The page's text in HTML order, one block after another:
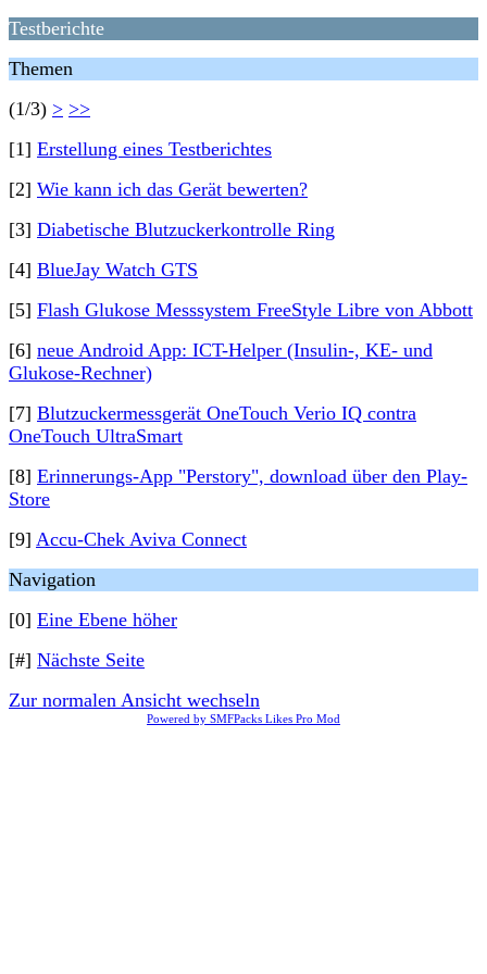
Testberichte
Themen
(1/3) > >>
[1] Erstellung eines Testberichtes
[2] Wie kann ich das Gerät bewerten?
[3] Diabetische Blutzuckerkontrolle Ring
[4] BlueJay Watch GTS
[5] Flash Glukose Messsystem FreeStyle Libre von Abbott
[6] neue Android App: ICT-Helper (Insulin-, KE- und
Glukose-Rechner)
[7] Blutzuckermessgerät OneTouch Verio IQ contra
OneTouch UltraSmart
[8] Erinnerungs-App "Perstory", download über den Play-
Store
[9] Accu-Chek Aviva Connect
Navigation
[0] Eine Ebene höher
[#] Nächste Seite
Zur normalen Ansicht wechseln
Powered by SMFPacks Likes Pro Mod